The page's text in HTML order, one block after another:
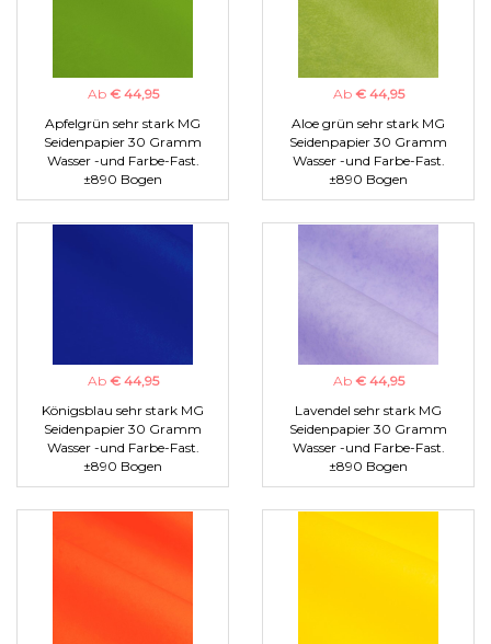
Ab € 44,95
Apfelgrün sehr stark MG
Seidenpapier 30 Gramm
Wasser -und Farbe-Fast.
±890 Bogen
Ab € 44,95
Aloe grün sehr stark MG
Seidenpapier 30 Gramm
Wasser -und Farbe-Fast.
±890 Bogen
Ab € 44,95
Königsblau sehr stark MG
Seidenpapier 30 Gramm
Wasser -und Farbe-Fast.
±890 Bogen
Ab € 44,95
Lavendel sehr stark MG
Seidenpapier 30 Gramm
Wasser -und Farbe-Fast.
±890 Bogen